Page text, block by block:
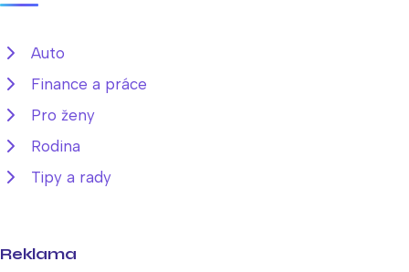
Auto
Finance a práce
Pro ženy
Rodina
Tipy a rady
Reklama